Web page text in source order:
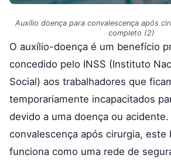
Auxílio doença para convalescença após
completo (2)
O auxílio-doença é um benefício
concedido pelo INSS (Instituto
Social) aos trabalhadores que
temporariamente incapacitados
devido a uma doença ou
convalescença após cirurgia, este
funciona como uma rede de